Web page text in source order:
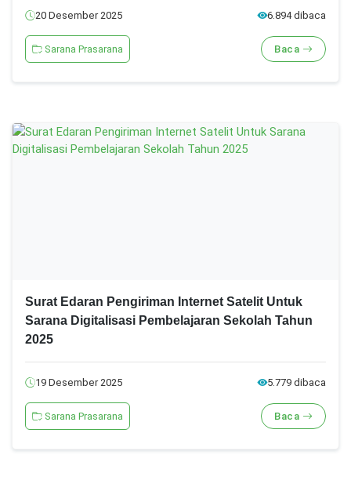
20 Desember 2025 6.894 dibaca
Sarana Prasarana Baca
Surat Edaran Pengiriman Internet Satelit Untuk
Sarana Digitalisasi Pembelajaran Sekolah Tahun
2025
19 Desember 2025 5.779 dibaca
Sarana Prasarana Baca